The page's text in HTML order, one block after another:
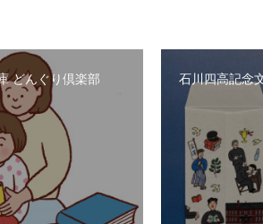
どんぐり倶楽部 石川四高記念